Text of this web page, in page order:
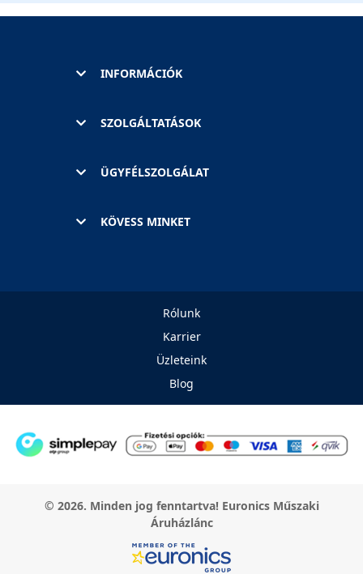
INFORMÁCIÓK
SZOLGÁLTATÁSOK
ÜGYFÉLSZOLGÁLAT
KÖVESS MINKET
Rólunk
Karrier
Üzleteink
Blog
© 2026. Minden jog fenntartva! Euronics Műszaki
Áruházlánc